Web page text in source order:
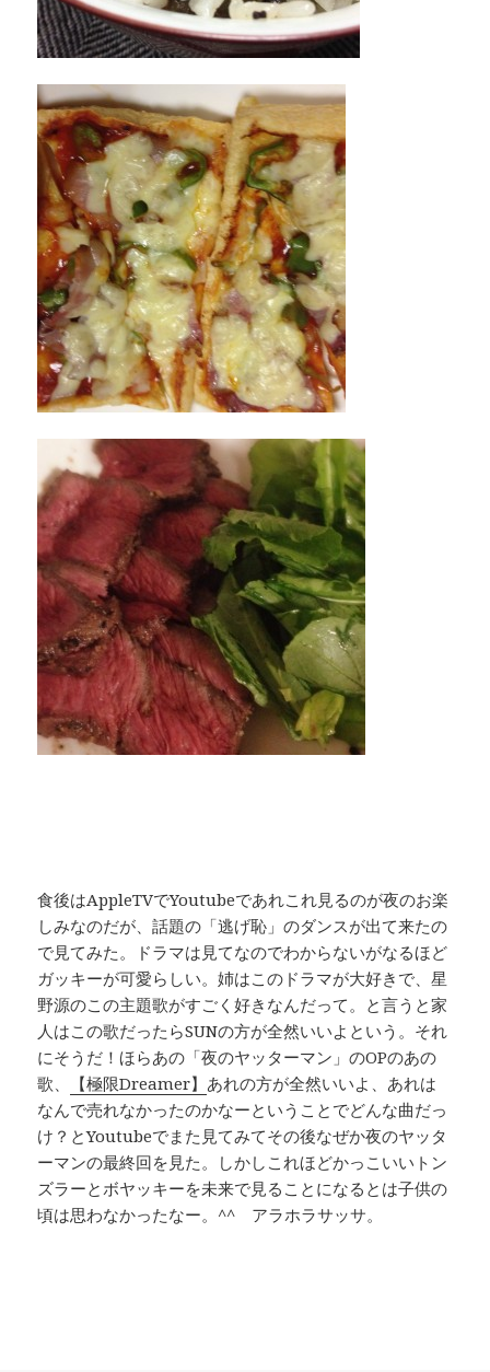
食後はAppleTVでYoutubeであれこれ見るのが夜のお楽
しみなのだが、話題の「逃げ恥」のダンスが出て来たの
で見てみた。ドラマは見てなのでわからないがなるほど
ガッキーが可愛らしい。姉はこのドラマが大好きで、星
野源のこの主題歌がすごく好きなんだって。と言うと家
人はこの歌だったらSUNの方が全然いいよという。それ
にそうだ！ほらあの「夜のヤッターマン」のOPのあの
歌、
【極限Dreamer】 あれの方が全然いいよ、あれは
なんで売れなかったのかなーということでどんな曲だっ
け？とYoutubeでまた見てみてその後なぜか夜のヤッタ
ーマンの最終回を見た。しかしこれほどかっこいいトン
ズラーとボヤッキーを未来で見ることになるとは子供の
頃は思わなかったなー。^^ アラホラサッサ。